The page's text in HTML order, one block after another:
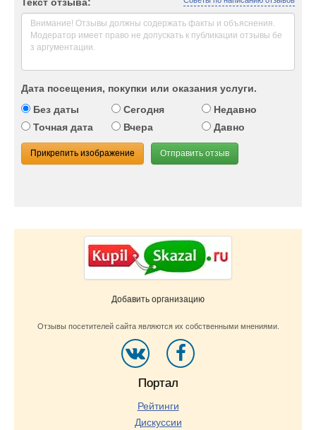
Дата посещения, покупки или оказания услуги.
Без даты
Сегодня
Недавно
Точная дата
Вчера Давно
Прикрепить изображение Отправить отзыв
Добавить организацию
Отзывы посетителей сайта являются их собственными мнениями.
Портал
Рейтинги
Дискуссии